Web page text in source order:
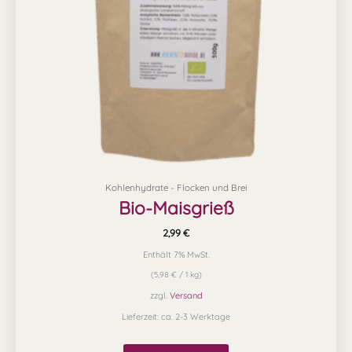
Kohlenhydrate - Flocken und Brei
Bio-Maisgrieß
2,99 €
Enthält 7% MwSt.
(5,98 € / 1 kg)
zzgl. Versand
Lieferzeit: ca. 2-3 Werktage